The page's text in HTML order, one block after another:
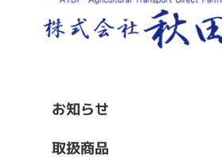
お知らせ
取扱商品